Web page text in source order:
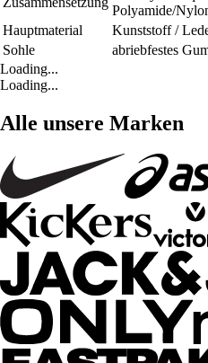
Polyamide/
Hauptmaterial
Kunststoff /
Sohle
abriebfestes
Loading...
Loading...
Alle unsere Marken